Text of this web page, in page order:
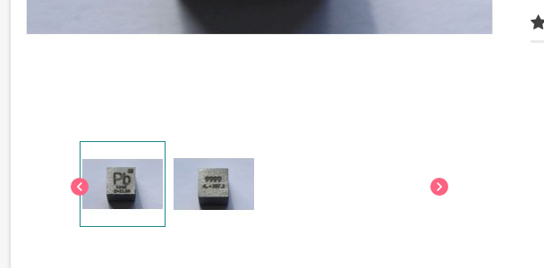
chevron_left chevron_right